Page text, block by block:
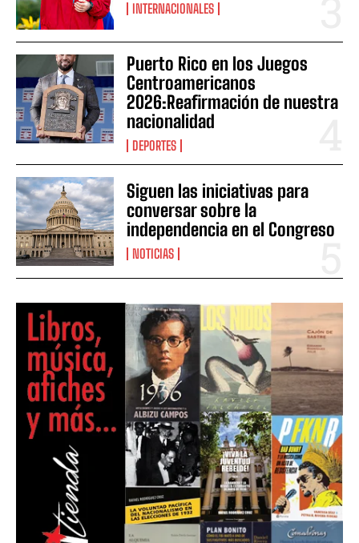
INTERNACIONALES
Puerto Rico en los Juegos
Centroamericanos
2026:Reafirmación de nuestra
nacionalidad
DEPORTES
Siguen las iniciativas para
conversar sobre la
independencia en el Congreso
NOTICIAS